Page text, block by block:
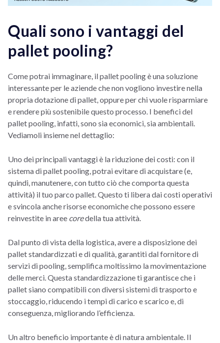
Quali sono i vantaggi del
pallet pooling?
Come potrai immaginare, il pallet pooling è una soluzione
interessante per le aziende che non vogliono investire nella
propria dotazione di pallet, oppure per chi vuole risparmiare
e rendere più sostenibile questo processo. I benefici del
pallet pooling, infatti, sono sia economici, sia ambientali.
Vediamoli insieme nel dettaglio:
Uno dei principali vantaggi è la riduzione dei costi: con il
sistema di pallet pooling, potrai evitare di acquistare (e,
quindi, manutenere, con tutto ciò che comporta questa
attività) il tuo parco pallet. Questo ti libera dai costi operativi
e svincola anche risorse economiche che possono essere
reinvestite in aree coredella tua attività.
Dal punto di vista della logistica, avere a disposizione dei
pallet standardizzati e di qualità, garantiti dal fornitore di
servizi di pooling, semplifica moltissimo la movimentazione
delle merci. Questa standardizzazione ti garantisce che i
pallet siano compatibili con diversi sistemi di trasporto e
stoccaggio, riducendo i tempi di carico e scarico e, di
conseguenza, migliorando l’efficienza.
Un altro beneficio importante è di natura ambientale. Il